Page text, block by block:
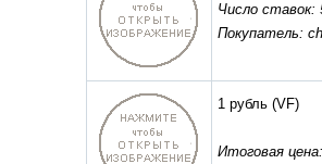
Число ставок:
Покупатель:
1 рубль (VF)
Итоговая